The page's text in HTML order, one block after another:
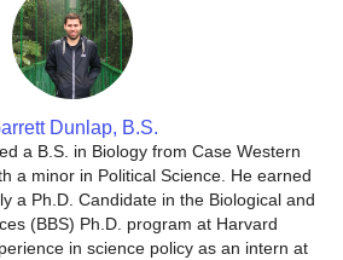
Dunlap, B.S.
a B.S. in Biology from Case Western
a minor in Political Science. He earned
a Ph.D. Candidate in the Biological and
(BBS) Ph.D. program at Harvard
in science policy as an intern at